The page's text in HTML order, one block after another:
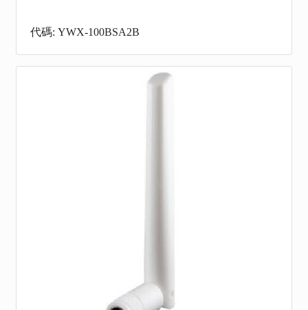
代碼: YWX-100BSA2B